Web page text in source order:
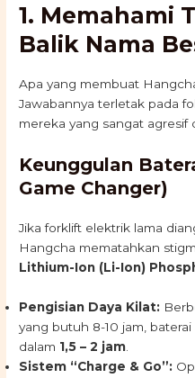
1. Memahami
Balik Nama
Apa yang membuat
Jawabannya terletak pada
mereka yang sangat agresif
Keunggulan
Game Changer)
Jika forklift elektrik lama
Hangcha mematahkan
Lithium-Ion (Li-Ion)
Pengisian Daya Kilat:
yang butuh 8-10 jam,
dalam 1,5 – 2 jam
Sistem “Charge & Go”: